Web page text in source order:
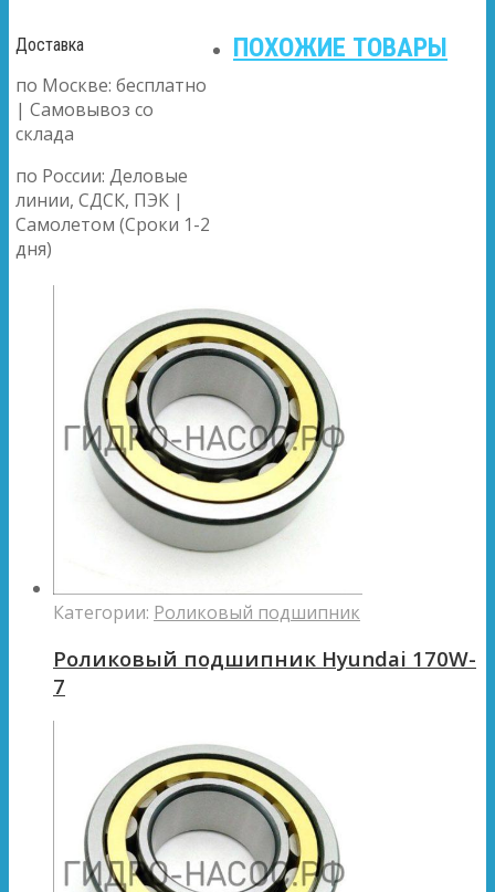
Доставка
по Москве: бесплатно
| Самовывоз со
склада
по России: Деловые
линии, СДСК, ПЭК |
Самолетом (Сроки 1-2
дня)
ПОХОЖИЕ ТОВАРЫ
Категории: Роликовый подшипник
Роликовый подшипник Hyundai 170W-
7